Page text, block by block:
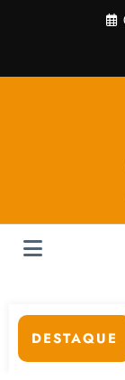
DESTAQUE
(24), no CPERS
de Frantz